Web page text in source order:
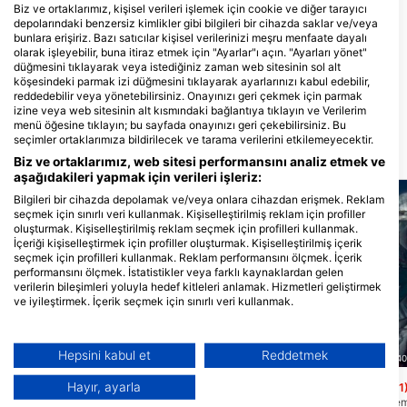
Lynnhaven Dive Center
1413 N Great Neck Road, 23454
Virginia Beach, VA - Amerİka
BİrleŞİk Devletlerİ
Chesapeake Bay Dive &
Aquatic Center
1725 Laskin Road, 23454 Virginia
Beach, VA - Amerİka BİrleŞİk
Devletlerİ
Yakındaki dalış bölgeleri
Scuba Guam, 96913 Tamuning
Camel Rock (★4.4)
Bu site 30-130 + feet arasında derinlikleri
Nep2une Scuba Diving,
King's Corner
Biz ve ortaklarımız, kişisel verileri işlemek için cookie ve diğer tarayıcı
depolarındaki benzersiz kimlikler gibi bilgileri bir cihazda saklar ve/veya
bunlara erişiriz. Bazı satıcılar kişisel verilerinizi meşru menfaate dayalı
olarak işleyebilir, buna itiraz etmek için "Ayarlar"ı açın. "Ayarları yönet"
düğmesini tıklayarak veya istediğiniz zaman web sitesinin sol alt
köşesindeki parmak izi düğmesini tıklayarak ayarlarınızı kabul edebilir,
reddedebilir veya yönetebilirsiniz. Onayınızı geri çekmek için parmak
izine veya web sitesinin alt kısmındaki bağlantıya tıklayın ve Verilerim
menü öğesine tıklayın; bu sayfada onayınızı geri çekebilirsiniz. Bu
seçimler ortaklarımıza bildirilecek ve tarama verilerini etkilemeyecektir.
Biz ve ortaklarımız, web sitesi performansını analiz etmek ve
aşağıdakileri yapmak için verileri işleriz:
Bilgileri bir cihazda depolamak ve/veya onlara cihazdan erişmek. Reklam
seçmek için sınırlı veri kullanmak. Kişiselleştirilmiş reklam için profiller
oluşturmak. Kişiselleştirilmiş reklam seçmek için profilleri kullanmak.
İçeriği kişiselleştirmek için profiller oluşturmak. Kişiselleştirilmiş içerik
seçmek için profilleri kullanmak. Reklam performansını ölçmek. İçerik
performansını ölçmek. İstatistikler veya farklı kaynaklardan gelen
verilerin bileşimleri yoluyla hedef kitleleri anlamak. Hizmetleri geliştirmek
ve iyileştirmek. İçerik seçmek için sınırlı veri kullanmak.
Veriler Avrupa Birliği dışında paylaşılabilir ve ABD'ye gönderilebilir.
Onayınız ve cookie politikası yalnızca bu web sitesi/uygulama için
Hepsini kabul et Reddetmek
Hayır, ayarla